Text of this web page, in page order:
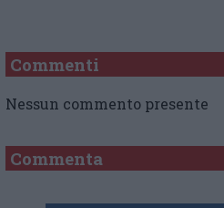
Commenti
Nessun commento presente
Commenta